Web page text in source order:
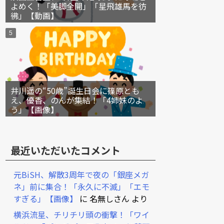
よめく！「美脚全開」「星飛雄馬を彷
彿」【動画】
井川遥の“50歳”誕生日会に篠原とも
え、優香、のんが集結！「4姉妹のよ
う」【画像】
最近いただいたコメント
元BiSH、解散3周年で夜の「銀座メガ
ネ」前に集合！「永久に不滅」「エモ
すぎる」【画像】
に 名無しさん より
横浜流星、チリチリ頭の衝撃！「ワイ